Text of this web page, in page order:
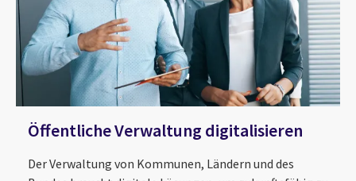
Öffentliche Verwaltung digitalisieren
Der Verwaltung von Kommunen, Ländern und des